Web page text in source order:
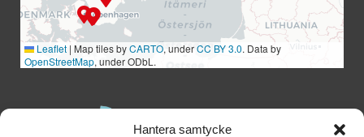
Hantera samtycke
Leaflet | Map tiles byCARTO, underCC BY 3.0. Data by
OpenStreetMap, under ODbL.